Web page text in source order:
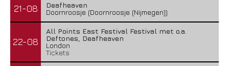
21-08
Deafheaven
Doornroosje (Doornroosje (Nijmegen))
22-08
All Points East Festival Festival met o.a.
Deftones, Deafheaven
London
Tickets